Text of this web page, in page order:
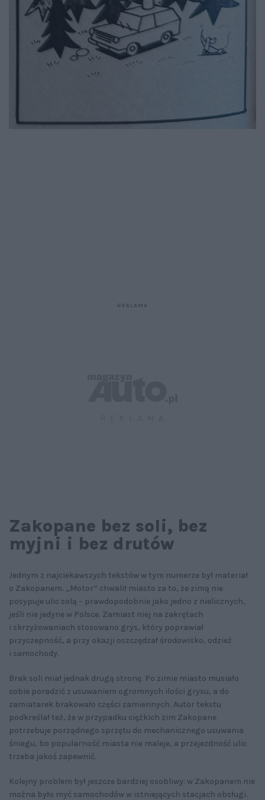
Zakopane bez soli, bez
myjni i bez drutów
Jednym z najciekawszych tekstów w tym numerze był materiał
o Zakopanem. „Motor” chwalił miasto za to, że zimą nie
posypuje ulic solą – prawdopodobnie jako jedno z nielicznych,
jeśli nie jedyne w Polsce. Zamiast niej na zakrętach
i skrzyżowaniach stosowano grys, który poprawiał
przyczepność, a przy okazji oszczędzał środowisko, odzież
i samochody.
Brak soli miał jednak drugą stronę. Po zimie miasto musiało
sobie poradzić z usuwaniem ogromnych ilości grysu, a do
zamiatarek brakowało części zamiennych. Autor tekstu
podkreślał też, że w przypadku ciężkich zim Zakopane
potrzebuje porządnego sprzętu do mechanicznego usuwania
śniegu, bo popularność miasta nie maleje, a przejezdność ulic
trzeba jakoś zapewnić.
Kolejny problem był jeszcze bardziej osobliwy: w Zakopanem nie
można było myć samochodów w istniejących stacjach obsługi.